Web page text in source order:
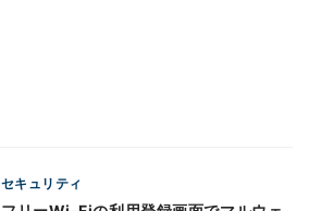
セキュリティ